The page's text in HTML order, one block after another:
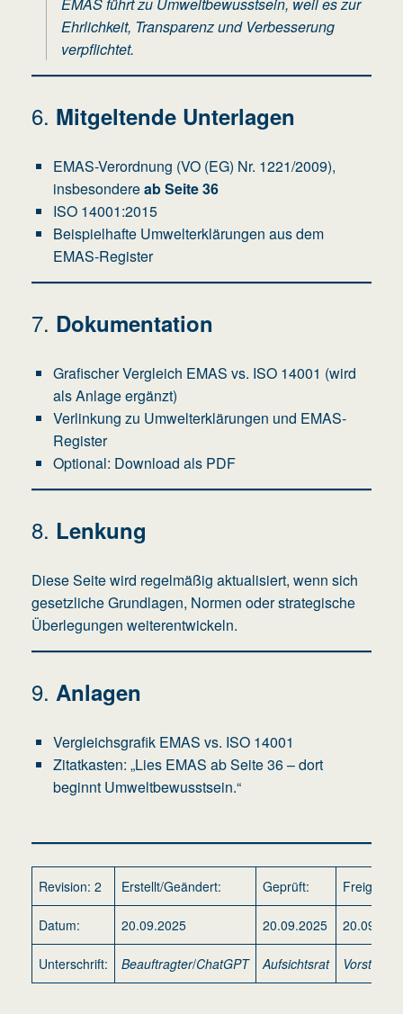
Ehrlichkeit, Transparenz und Verbesserung
verpflichtet.
6. Mitgeltende Unterlagen
EMAS-Verordnung (VO (EG) Nr. 1221/2009),
insbesondereab Seite 36
ISO 14001:2015
Beispielhafte Umwelterklärungen aus dem
EMAS-Register
7. Dokumentation
Grafischer Vergleich EMAS vs. ISO 14001 (wird
als Anlage ergänzt)
Verlinkung zu Umwelterklärungen und EMAS-
Register
Optional: Download als PDF
8. Lenkung
Diese Seite wird regelmäßig aktualisiert, wenn sich
gesetzliche Grundlagen, Normen oder strategische
Überlegungen weiterentwickeln.
9. Anlagen
Vergleichsgrafik EMAS vs. ISO 14001
Zitatkasten: „Lies EMAS ab Seite 36 – dort
beginnt Umweltbewusstsein.“
Revision: 2 Erstellt/Geändert: Geprüft:
Datum: 20.09.2025 20.09.2025
Unterschrift: Beauftragter/ChatGPT Aufsichtsrat Vorstand